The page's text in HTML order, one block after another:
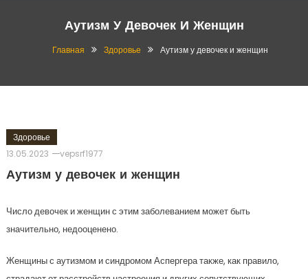
Аутизм У Девочек И Женщин
Главная Здоровье Аутизм у девочек и женщин
Здоровье
13.05.2023
vepsrf1977
Аутизм у девочек и женщин
Число девочек и женщин с этим заболеванием может быть
значительно, недооценено.
Женщины с аутизмом и синдромом Аспергера также, как правило,